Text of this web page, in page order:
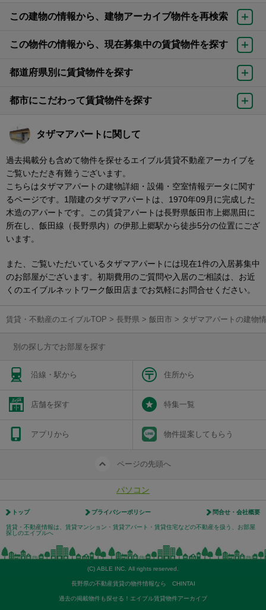
この建物の情報から、建物アーカイブ物件を再検索
この物件の情報から、現在募集中の賃貸物件を探す
都道府県別に賃貸物件を探す
都市にこだわって賃貸物件を探す
タザマアパートに関して
過去掲載分も含めて物件を探せるエイブル賃貸不動産アーカイブを
ご覧いただき有難うございます。
こちらはタザマアパートの建物詳細・設備・空室情報データに関す
るページです。1階建のタザマアパートは、1970年09月に完成した
木造のアパートです。この賃貸アパートは長野県飯田市上郷黒田に
所在し、飯田線（長野県内）の伊那上郷駅から徒歩5分の位置にござ
います。
また、ご覧いただいているタザマアパートには現在1件の入居募集中
のお部屋がございます。初期費用のご質問や入居のご相談は、お近
くのエイブルネットワーク飯田店までお気軽にお問合せください。
賃貸・不動産のエイブルTOP > 長野県 > 飯田市 > タザマアパートの建物
別の探し方でお部屋を探す
沿線・駅から 住所から
店舗を探す 特集一覧
アプリから 物件提案してもらう
ページの先頭へ
パソコン
トップ プライバシーポリシー 問合せ・会社概要
賃貸・不動産情報は、賃貸マンション・賃貸アパート・賃貸住宅などの不動産を扱う、お部屋
探しのエイブルへ
(C) ABLE INC. All rights reserved.
長野県の不動産賃貸の物件情報なら CHINTAI
過去の掲載物件も探せる！エイブル賃貸物件アーカイブ